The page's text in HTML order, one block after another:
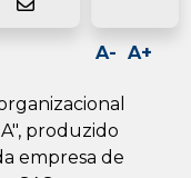
A+
A-
produzido
empresa de